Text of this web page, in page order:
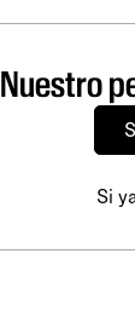
Nuestro
Si